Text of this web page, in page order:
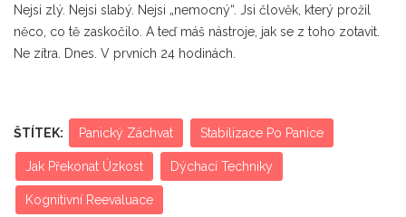
Nejsi zlý. Nejsi slabý. Nejsi „nemocný“. Jsi člověk, který prožil
něco, co tě zaskočilo. A teď máš nástroje, jak se z toho zotavit.
Ne zítra. Dnes. V prvních 24 hodinách.
ŠTÍTEK: Panický Záchvat Stabilizace Po Panice
Jak Překonat Úzkost Dýchací Techniky
Kognitivní Reevaluace